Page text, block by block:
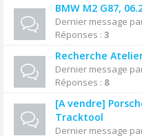
BMW M2 G87,
Dernier message
Réponses : 3
Recherche
Dernier message
Réponses : 8
[A vendre]
Tracktool
Dernier message